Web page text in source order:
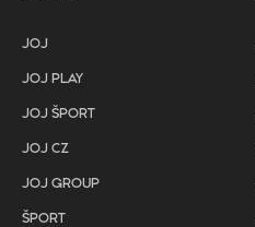
JOJ
JOJ PLAY
JOJ ŠPORT
JOJ CZ
JOJ GROUP
ŠPORT